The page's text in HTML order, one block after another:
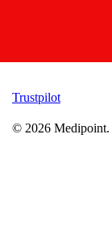
Trustpilot
© 2026 Medipoint.